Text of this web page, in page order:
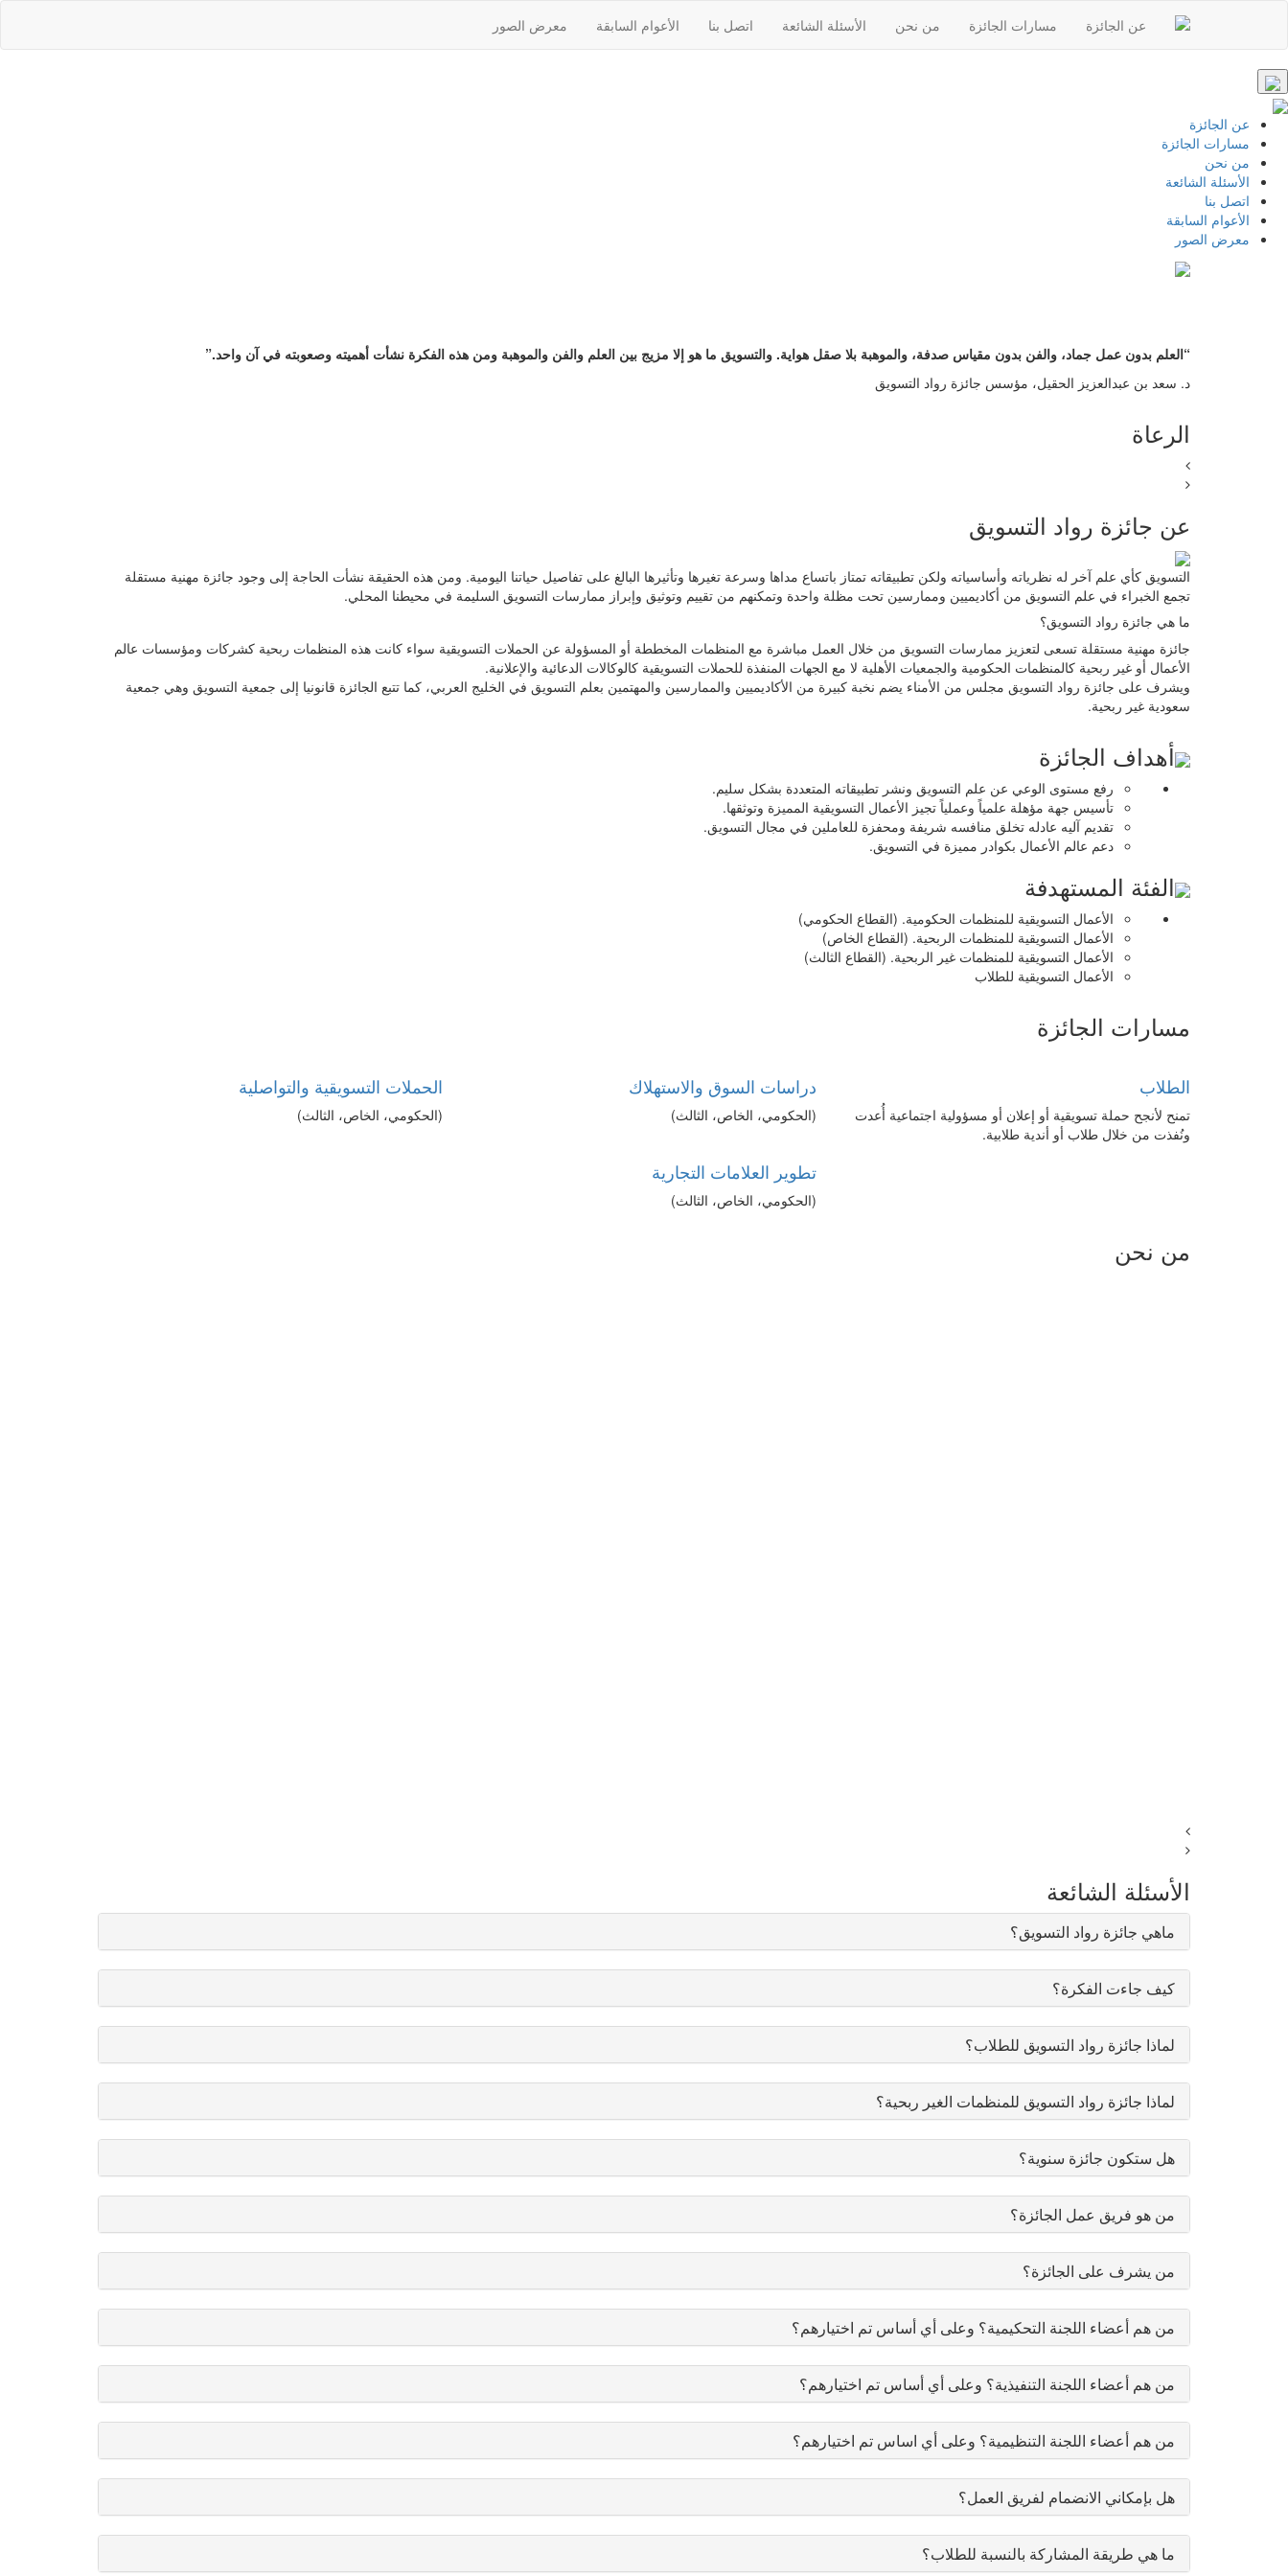
عن الجائزة مسارات الجائزة من نحن الأسئلة الشائعة اتصل بنا الأعوام السابقة معرض الصور
عن الجائزة
مسارات الجائزة
من نحن
الأسئلة الشائعة
اتصل بنا
الأعوام السابقة
معرض الصور
“العلم بدون عمل جماد، والفن بدون مقياس صدفة، والموهبة بلا صقل هواية. والتسويق ما هو إلا مزيج بين العلم والفن والموهبة ومن هذه الفكرة نشأت أهميته وصعوبته في آن واحد.”
د. سعد بن عبدالعزيز الحقيل، مؤسس جائزة رواد التسويق
الرعاة
عن جائزة رواد التسويق
التسويق كأي علم آخر له نظرياته وأساسياته ولكن تطبيقاته تمتاز باتساع مداها وسرعة تغيرها وتأثيرها البالغ على تفاصيل حياتنا اليومية. ومن هذه الحقيقة نشأت الحاجة إلى وجود جائزة مهنية مستقلة
تجمع الخبراء في علم التسويق من أكاديميين وممارسين تحت مظلة واحدة وتمكنهم من تقييم وتوثيق وإبراز ممارسات التسويق السليمة في محيطنا المحلي.
ما هي جائزة رواد التسويق؟
جائزة مهنية مستقلة تسعى لتعزيز ممارسات التسويق من خلال العمل مباشرة مع المنظمات المخططة أو المسؤولة عن الحملات التسويقية سواء كانت هذه المنظمات ربحية كشركات ومؤسسات عالم
الأعمال أو غير ربحية كالمنظمات الحكومية والجمعيات الأهلية لا مع الجهات المنفذة للحملات التسويقية كالوكالات الدعائية والإعلانية.
ويشرف على جائزة رواد التسويق مجلس من الأمناء يضم نخبة كبيرة من الأكاديميين والممارسين والمهتمين بعلم التسويق في الخليج العربي، كما تتبع الجائزة قانونيا إلى جمعية التسويق وهي جمعية
سعودية غير ربحية.
أهداف الجائزة
رفع مستوى الوعي عن علم التسويق ونشر تطبيقاته المتعددة بشكل سليم.
تأسيس جهة مؤهلة علمياً وعملياً تجيز الأعمال التسويقية المميزة وتوثقها.
تقديم آليه عادله تخلق منافسه شريفة ومحفزة للعاملين في مجال التسويق.
دعم عالم الأعمال بكوادر مميزة في التسويق.
الفئة المستهدفة
الأعمال التسويقية للمنظمات الحكومية. (القطاع الحكومي)
الأعمال التسويقية للمنظمات الربحية. (القطاع الخاص)
الأعمال التسويقية للمنظمات غير الربحية. (القطاع الثالث)
الأعمال التسويقية للطلاب
مسارات الجائزة
الطلاب
تمنح لأنجح حملة تسويقية أو إعلان أو مسؤولية اجتماعية أُعدت
ونُفذت من خلال طلاب أو أندية طلابية.
دراسات السوق والاستهلاك
(الحكومي، الخاص، الثالث)
الحملات التسويقية والتواصلية
(الحكومي، الخاص، الثالث)
تطوير العلامات التجارية
(الحكومي، الخاص، الثالث)
من نحن
الأسئلة الشائعة
ماهي جائزة رواد التسويق؟
كيف جاءت الفكرة؟
لماذا جائزة رواد التسويق للطلاب؟
لماذا جائزة رواد التسويق للمنظمات الغير ربحية؟
هل ستكون جائزة سنوية؟
من هو فريق عمل الجائزة؟
من يشرف على الجائزة؟
من هم أعضاء اللجنة التحكيمية؟ وعلى أي أساس تم اختيارهم؟
من هم أعضاء اللجنة التنفيذية؟ وعلى أي أساس تم اختيارهم؟
من هم أعضاء اللجنة التنظيمية؟ وعلى أي اساس تم اختيارهم؟
هل بإمكاني الانضمام لفريق العمل؟
ما هي طريقة المشاركة بالنسبة للطلاب؟